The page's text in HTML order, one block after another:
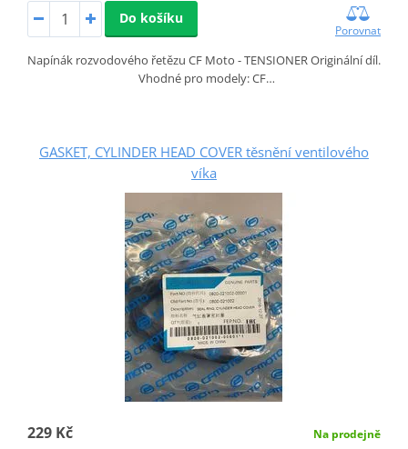
Do košíku
Porovnat
Napínák rozvodového řetězu CF Moto - TENSIONER Originální díl.
Vhodné pro modely: CF…
GASKET, CYLINDER HEAD COVER těsnění ventilového
víka
229 Kč Na prodejně